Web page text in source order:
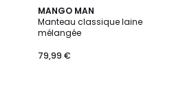
MANGO MAN
Manteau classique laine
mélangée
79,99 €